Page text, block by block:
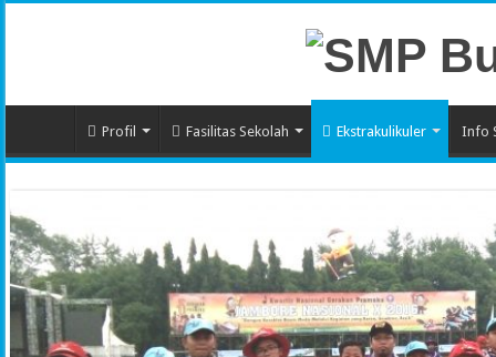
Profil Fasilitas Sekolah Ekstrakulikuler Info